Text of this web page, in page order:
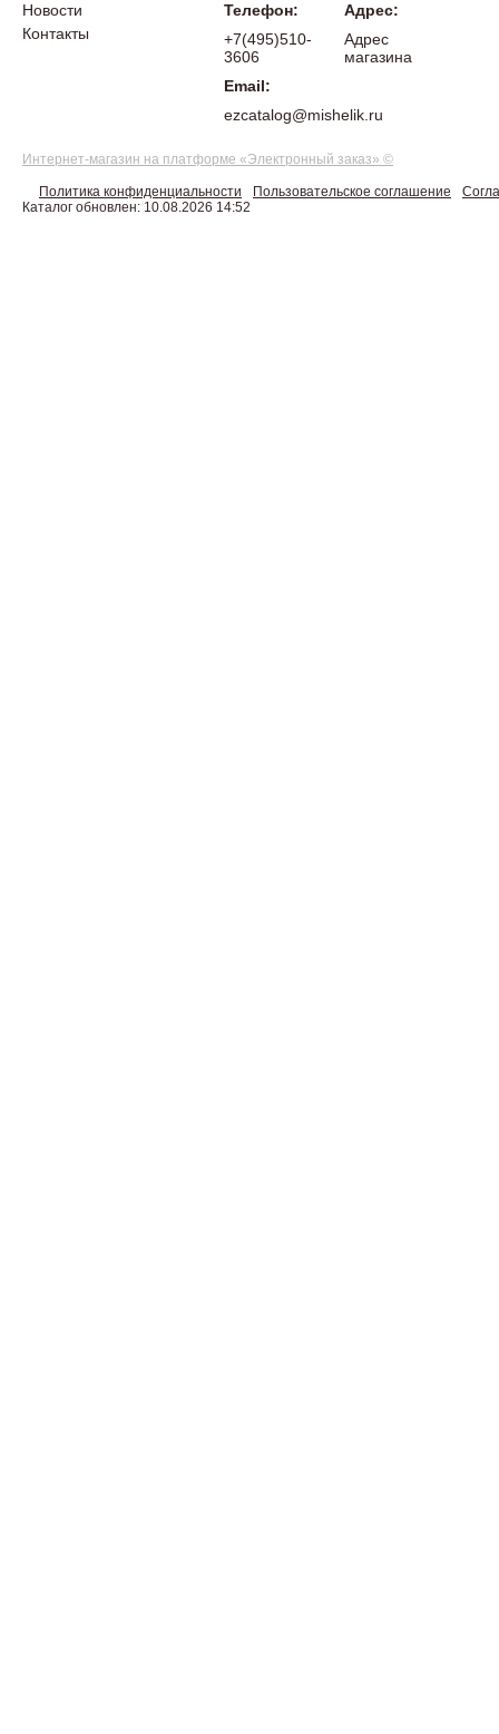
Новости
Контакты
Телефон:
+7(495)510-
3606
Email:
ezcatalog@mishelik.ru
Адрес:
Адрес
магазина
Интернет-магазин на платформе «Электронный заказ» ©
Политика конфиденциальности Пользовательское соглашение
Каталог обновлен: 10.08.2026 14:52